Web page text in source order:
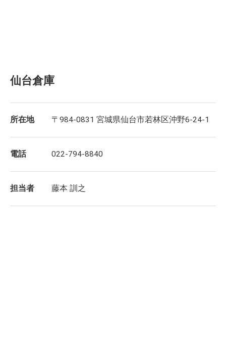
仙台倉庫
所在地 〒984-0831 宮城県仙台市若林区沖野6-24-1
電話 022-794-8840
担当者 藤本 訓之